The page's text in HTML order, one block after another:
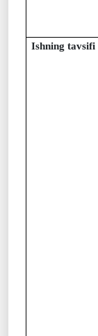
Ishning tavsifi